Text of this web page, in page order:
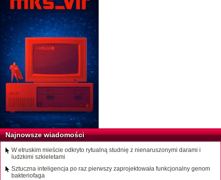
Najnowsze wiadomości
W etruskim mieście odkryto rytualną studnię z nienaruszonymi darami i
ludzkimi szkieletami
Sztuczna inteligencja po raz pierwszy zaprojektowała funkcjonalny genom
bakteriofaga